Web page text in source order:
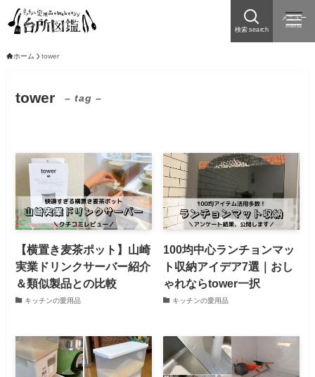
検索 search
メニュー
menu
ホーム tower
tower – tag –
【横置き麦茶ポット】山崎
実業ドリンクサーバー紹介
＆類似製品との比較
キッチンの愛用品
100均中心ランチョンマッ
ト収納アイデア7選｜おし
ゃれならtower一択
キッチンの愛用品